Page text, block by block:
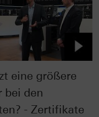
eine größere
bei den
- Zertifikate